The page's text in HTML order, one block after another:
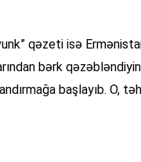
qəzeti isə
bərk
başlayıb. O,